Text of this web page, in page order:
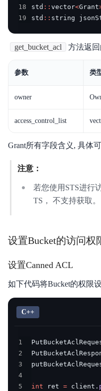
典型实践
18
std :: vector<Grant
19
std :: string
get_bucket_acl 方法返回
参数 类
owner
access_control_list
Grant所有字段含义, 具体
注意：
若您使用STS进行
TS， 不支持获取。
设置Bucket的访问权
设置Canned ACL
如下代码将Bucket的权限
C++
1
2
3
4
5
int ret = client .